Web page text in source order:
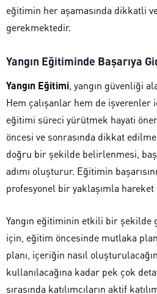
eğitimin her aşamasında dikkatli
gerekmektedir.
Yangın Eğitiminde Başarıya
Yangın Eğitimi , yangın güvenliği
Hem çalışanlar hem de işverenler
eğitimi süreci yürütmek hayati
öncesi ve sonrasında dikkat
doğru bir şekilde belirlenmesi,
adımı oluşturur. Eğitimin
profesyonel bir yaklaşımla
Yangın eğitiminin etkili bir
için, eğitim öncesinde mutlaka
planı, içeriğin nasıl
kullanılacağına kadar pek çok
sırasında katılımcıların aktif